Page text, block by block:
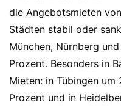
die Angebotsmieten
Städten stabil oder
München, Nürnberg
Prozent. Besonders in
Mieten: in Tübingen
Prozent und in